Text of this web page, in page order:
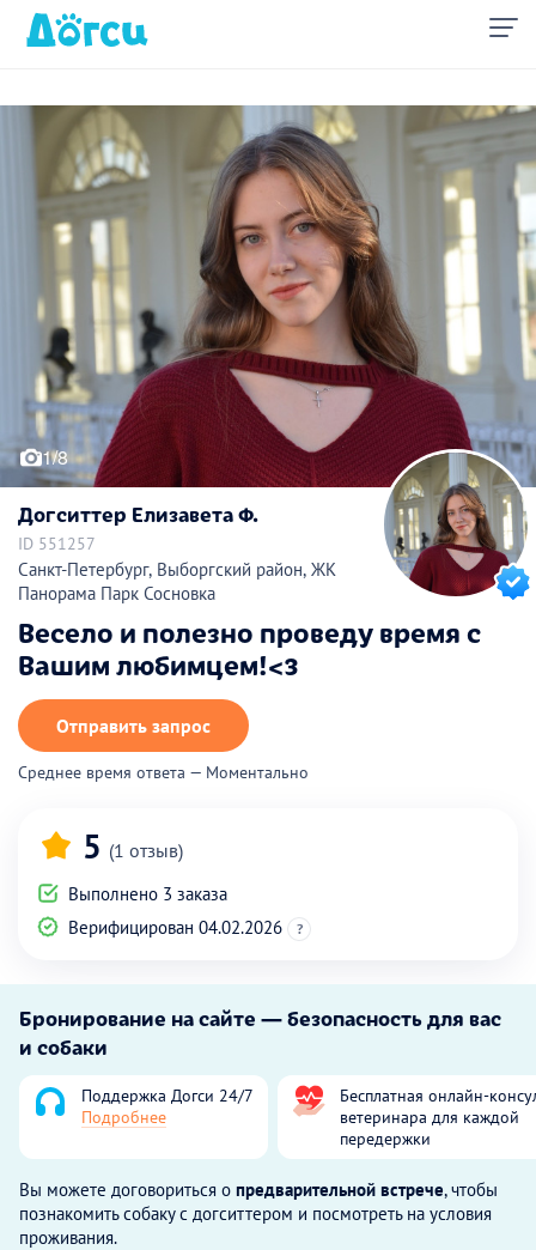
1/8
Догситтер Елизавета Ф.
ID 551257
Санкт-Петербург, Выборгский район, ЖК
Панорама Парк Сосновка
Весело и полезно проведу время с
Вашим любимцем!<3
Отправить запрос
Среднее время ответа — Моментально
5 (1 отзыв)
Выполнено 3 заказа
Верифицирован 04.02.2026
?
Бронирование на сайте — безопасность для вас
и собаки
Поддержка Догси 24/7
Подробнее
Бесплатная онлайн-
ветеринара для каждой
передержки
Вы можете договориться о предварительной встрече, чтобы
познакомить собаку с догситтером и посмотреть на условия
проживания.